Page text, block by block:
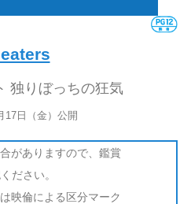
独りぼっちの狂気
17日（金）公開
がありますので、鑑賞
ださい。
映倫による区分マーク